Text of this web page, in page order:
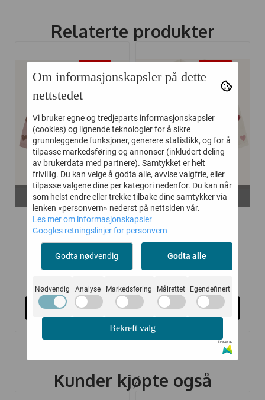
Relaterte produkter
På lager i
56, 62, 68, 74
HUST AND CLAIRE
BODY ...
Kjøp
På lager i
56, 62, 80
Kjøp
Kunder kjøpte også
Om informasjonskapsler på dette
nettstedet
Vi bruker egne og tredjeparts informasjonskapsler
(cookies) og lignende teknologier for å sikre
grunnleggende funksjoner, generere statistikk, og for å
tilpasse markedsføring og annonser (inkludert deling
av brukerdata med partnere). Samtykket er helt
frivillig. Du kan velge å godta alle, avvise valgfrie, eller
tilpasse valgene dine per kategori nedenfor. Du kan når
som helst endre eller trekke tilbake dine samtykker via
lenken «personvern» nederst på nettsiden vår.
Les mer om informasjonskapsler
Googles retningslinjer for personvern
Godta nødvendig Godta alle
Nødvendig Analyse Markedsføring Målrettet Egendefinert
Bekreft valg
Drevet av